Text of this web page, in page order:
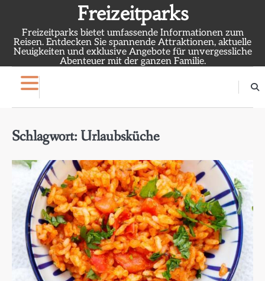
content
Freizeitparks
Freizeitparks bietet umfassende Informationen zum
Reisen. Entdecken Sie spannende Attraktionen, aktuelle
Neuigkeiten und exklusive Angebote für unvergessliche
Abenteuer mit der ganzen Familie.
Schlagwort: Urlaubsküche